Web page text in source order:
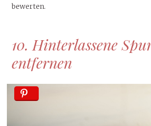
bewerten.
10. Hinterlassene
entfernen